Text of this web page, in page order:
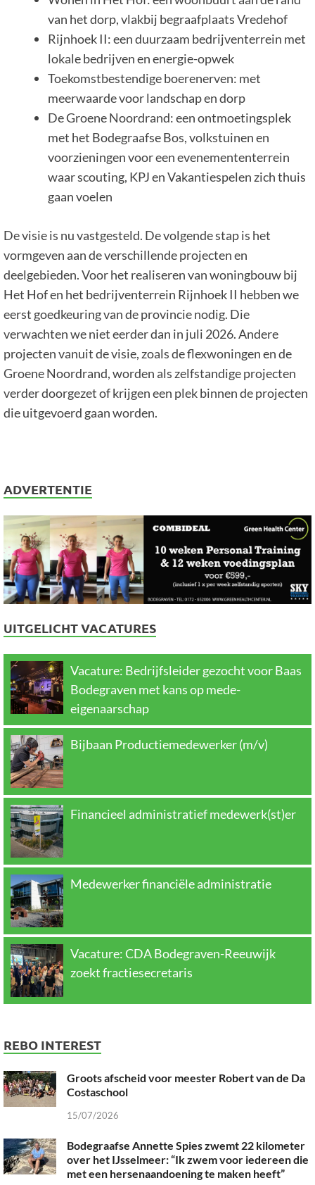
van het dorp, vlakbij begraafplaats Vredehof
Rijnhoek II: een duurzaam bedrijventerrein met
lokale bedrijven en energie-opwek
Toekomstbestendige boerenerven: met
meerwaarde voor landschap en dorp
De Groene Noordrand: een ontmoetingsplek
met het Bodegraafse Bos, volkstuinen en
voorzieningen voor een evenemententerrein
waar scouting, KPJ en Vakantiespelen zich thuis
gaan voelen
De visie is nu vastgesteld. De volgende stap is het
vormgeven aan de verschillende projecten en
deelgebieden. Voor het realiseren van woningbouw bij
Het Hof en het bedrijventerrein Rijnhoek II hebben we
eerst goedkeuring van de provincie nodig. Die
verwachten we niet eerder dan in juli 2026. Andere
projecten vanuit de visie, zoals de flexwoningen en de
Groene Noordrand, worden als zelfstandige projecten
verder doorgezet of krijgen een plek binnen de projecten
die uitgevoerd gaan worden.
ADVERTENTIE
UITGELICHT VACATURES
Vacature: Bedrijfsleider gezocht voor Baas
Bodegraven met kans op mede-
eigenaarschap
Bijbaan Productiemedewerker (m/v)
Financieel administratief medewerk(st)er
Medewerker financiële administratie
Vacature: CDA Bodegraven-Reeuwijk
zoekt fractiesecretaris
REBO INTEREST
Groots afscheid voor meester Robert van de Da
Costaschool
15/07/2026
Bodegraafse Annette Spies zwemt 22 kilometer
over het IJsselmeer: “Ik zwem voor iedereen die
met een hersenaandoening te maken heeft”